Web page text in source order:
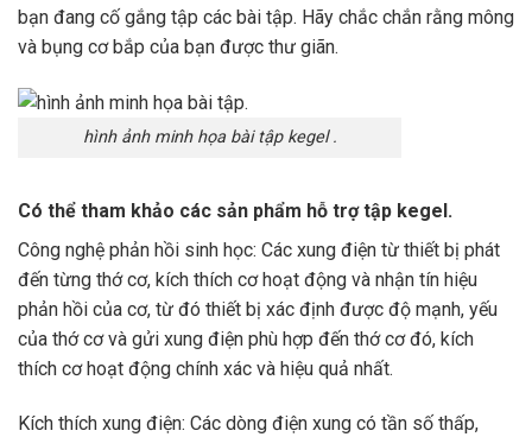
bạn đang cố gắng tập các bài tập. Hãy chắc chắn rằng mông
và bụng cơ bắp của bạn được thư giãn.
hình ảnh minh họa bài tập kegel .
Có thể tham khảo các sản phẩm hỗ trợ tập kegel.
Công nghệ phản hồi sinh học: Các xung điện từ thiết bị phát
đến từng thớ cơ, kích thích cơ hoạt động và nhận tín hiệu
phản hồi của cơ, từ đó thiết bị xác định được độ mạnh, yếu
của thớ cơ và gửi xung điện phù hợp đến thớ cơ đó, kích
thích cơ hoạt động chính xác và hiệu quả nhất.
Kích thích xung điện: Các dòng điện xung có tần số thấp,